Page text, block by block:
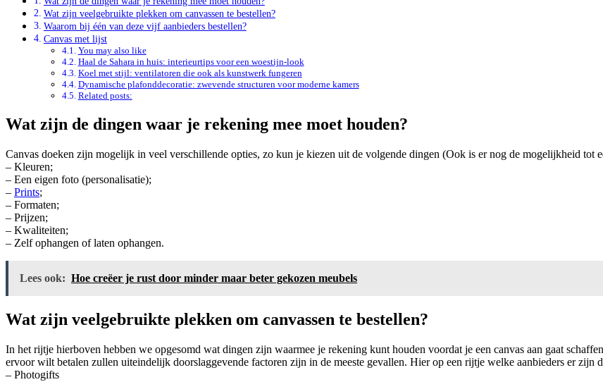
Wat zijn veelgebruikte plekken om canvassen te bestellen?
Waarom bij één van deze vijf aanbieders bestellen?
Canvas met lijst
You may also like
Haal de Sahara in huis: interieurtips voor een woestijn-look
Koel met stijl: ventilatoren die ook als kunstwerk fungeren
Dynamische plafonddecoratie: zwevende structuren voor moderne kamers
Related posts:
Wat zijn de dingen waar je rekening mee moet houden?
Canvas doeken zijn mogelijk in veel verschillende opties, zo kun je kiezen uit de volgende dingen (Ook is er nog de mogelijkheid tot
– Kleuren;
– Een eigen foto (personalisatie);
– Prints;
– Formaten;
– Prijzen;
– Kwaliteiten;
– Zelf ophangen of laten ophangen.
Lees ook: Hoe creëer je rust door minder maar beter gekozen meubels
Wat zijn veelgebruikte plekken om canvassen te bestellen?
In het rijtje hierboven hebben we opgesomd wat dingen zijn waarmee je rekening kunt houden voordat je een canvas aan gaat
ervoor wilt betalen zullen uiteindelijk doorslaggevende factoren zijn in de meeste gevallen. Hier op een rijtje welke aanbieders er zijn
– Photogifts